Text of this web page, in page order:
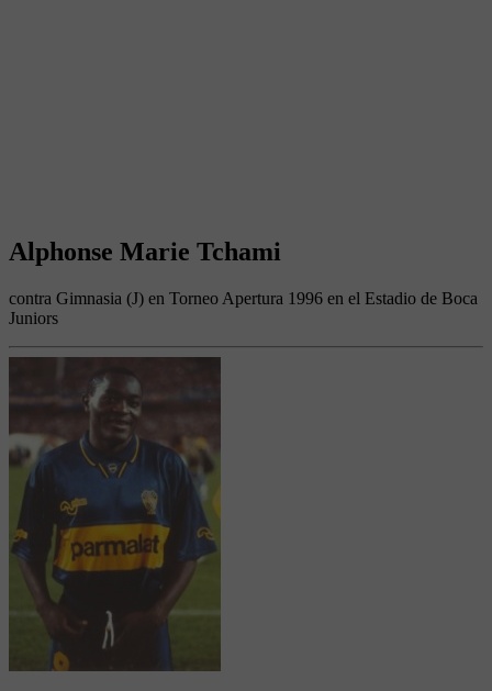
Alphonse Marie Tchami
contra Gimnasia (J) en Torneo Apertura 1996 en el Estadio de Boca
Juniors